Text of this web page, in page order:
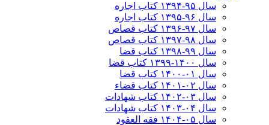
سال ۹۵-۱۳۹۴ کتاب اجاره
سال ۹۶-۱۳۹۵ کتاب اجاره
سال ۹۷-۱۳۹۶ کتاب قصاص
سال ۹۸-۱۳۹۷ کتاب قصاص
سال ۹۹-۱۳۹۸‍ کتاب قضا
سال ۱۴۰۰-۱۳۹۹ کتاب قضا
سال ۰۱-۱۴۰۰ کتاب قضا
سال ۰۲-۱۴۰۱ کتاب قضاء
سال ۰۳-۱۴۰۲ کتاب شهادات
سال ۰۴-۱۴۰۳ کتاب شهادات
سال ۰۵-۱۴۰۴ فقه العقود